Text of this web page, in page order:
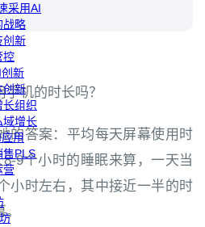
采用AI
战略
创新
控
创新
创新
长组织
域增长
用
售PLS
营
机的时长吗？
的答案：平均每天屏幕使用时
9个小时的睡眠来算，一天当
小时左右，其中接近一半的时